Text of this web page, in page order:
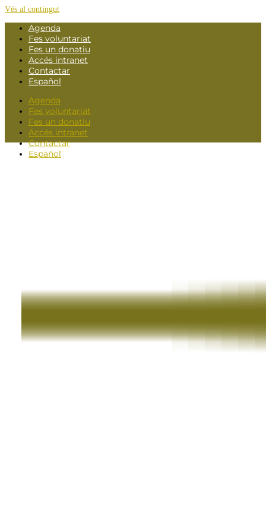
Vés al contingut
Agenda
Fes voluntariat
Fes un donatiu
Accés intranet
Contactar
Español
Agenda
Fes voluntariat
Fes un donatiu
Accés intranet
Contactar
Español